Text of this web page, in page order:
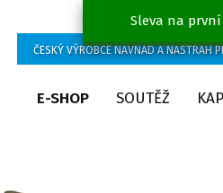
Sleva na
ČESKÝ VÝROBCE NÁVNAD A NÁSTRAH
E-SHOP SOUTĚŽ